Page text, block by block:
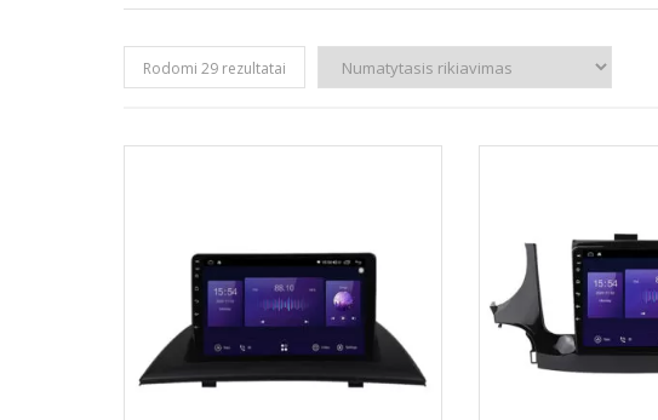
Rodomi 29 rezultatai